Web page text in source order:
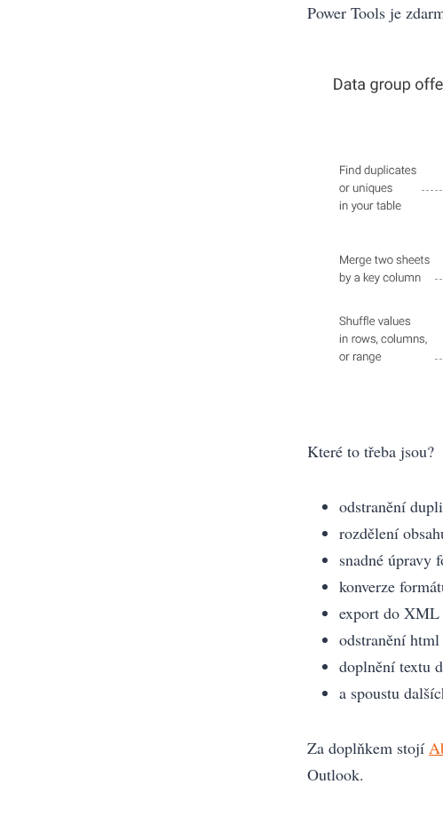
Power Tools je
Které to třeba jsou?
odstranění
rozdělení
snadné úpravy
konverze
export do XML
odstranění
doplnění textu
a spoustu
Za doplňkem stojí
Outlook.